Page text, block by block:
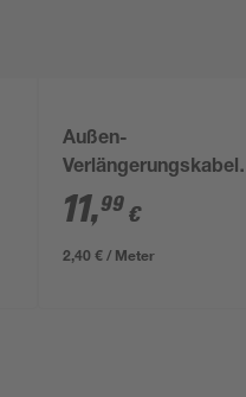
Außen-
Verlängerungskabel
H07RN-F 3G 1,5 mm²
grün 1-fach 5 m
11,99 €
2,40 € / Meter